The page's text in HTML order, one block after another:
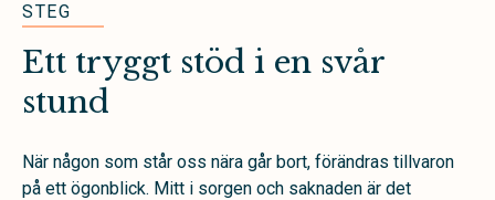
STEG
Ett tryggt stöd i en svår
stund
När någon som står oss nära går bort, förändras tillvaron
på ett ögonblick. Mitt i sorgen och saknaden är det